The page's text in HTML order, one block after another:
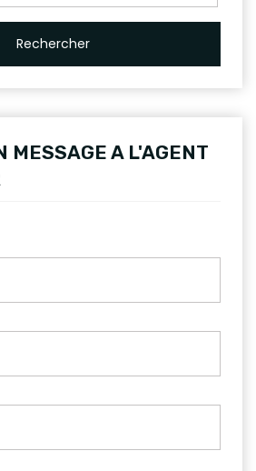
Rechercher
MESSAGE A L'AGENT